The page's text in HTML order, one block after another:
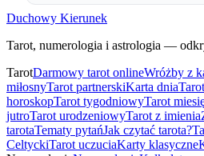
Duchowy Kierunek
Tarot, numerologia i astrologia —
TarotDarmowy tarot onlineWróżby z
miłosnyTarot partnerskiKarta dnia
horoskopTarot tygodniowyTarot
jutroTarot urodzeniowyTarot z imienia
tarotaTematy pytańJak czytać tarota?
CeltyckiTarot uczuciaKarty klasyczne